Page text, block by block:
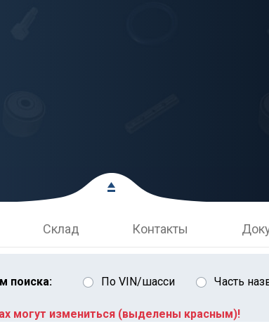
Склад Контакты
поиска: По VIN/шасси Часть
могут измениться (выделены красным)!